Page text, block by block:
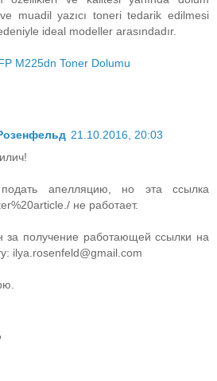
muadil yazıcı toneri tedarik edilmesi
ideal modeller arasındadır.
M225dn Toner Dolumu
21.10.2016, 20:03
апелляцию, но эта ссылка
не работает.
за получение работающей ссылки на
ilya.rosenfeld@gmail.com